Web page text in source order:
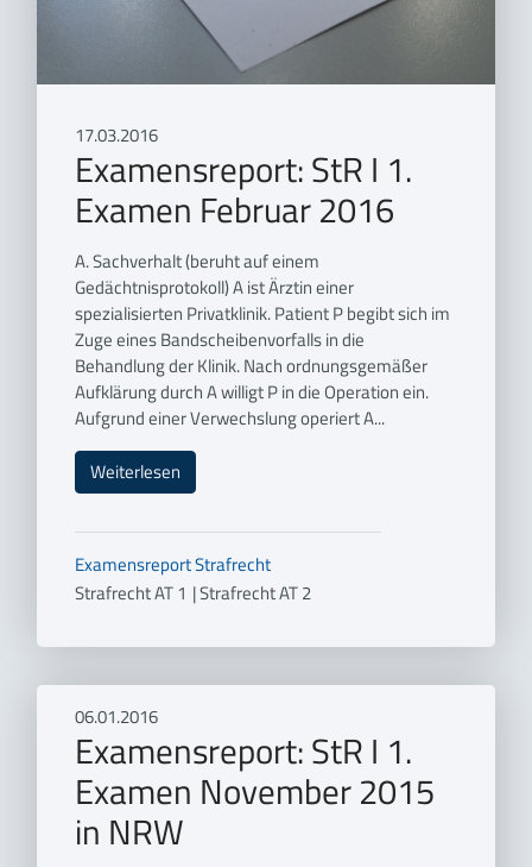
17.03.2016
Examensreport: StR I 1.
Examen Februar 2016
A. Sachverhalt (beruht auf einem
Gedächtnisprotokoll) A ist Ärztin einer
spezialisierten Privatklinik. Patient P begibt sich im
Zuge eines Bandscheibenvorfalls in die
Behandlung der Klinik. Nach ordnungsgemäßer
Aufklärung durch A willigt P in die Operation ein.
Aufgrund einer Verwechslung operiert A...
Weiterlesen
ExamensreportStrafrecht
Strafrecht AT 1 |Strafrecht AT 2
06.01.2016
Examensreport: StR I 1.
Examen November 2015
in NRW